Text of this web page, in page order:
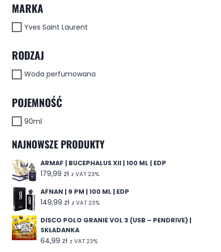
MARKA
Yves Saint Laurent
RODZAJ
Woda perfumowana
POJEMNOŚĆ
90ml
NAJNOWSZE PRODUKTY
ARMAF | BUCEPHALUS XII | 100 ML | EDP
179,99 zł z VAT 23%
AFNAN | 9 PM | 100 ML | EDP
149,99 zł z VAT 23%
DISCO POLO GRANIE VOL 3 (USB – PENDRIVE) |
SKŁADANKA
64,99 zł z VAT 23%